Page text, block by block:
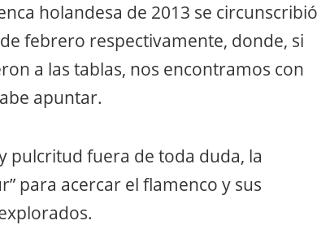
holandesa de 2013 se circunscribió
febrero respectivamente, donde, si
a las tablas, nos encontramos con
apuntar.
pulcritud fuera de toda duda, la
para acercar el flamenco y sus